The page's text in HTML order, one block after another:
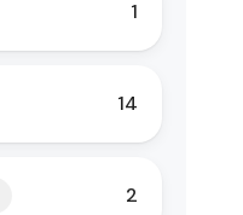
1
14
2